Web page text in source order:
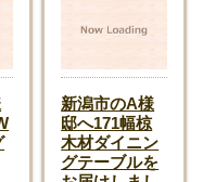
新潟市のA様
邸へ171幅椋
木材ダイニン
グテーブルを